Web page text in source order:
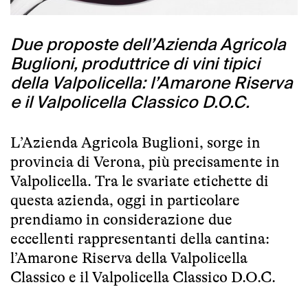
Due proposte dell’Azienda Agricola
Buglioni, produttrice di vini tipici
della Valpolicella: l’Amarone Riserva
e il Valpolicella Classico D.O.C.
L’Azienda Agricola Buglioni, sorge in
provincia di Verona, più precisamente in
Valpolicella. Tra le svariate etichette di
questa azienda, oggi in particolare
prendiamo in considerazione due
eccellenti rappresentanti della cantina:
l’Amarone Riserva della Valpolicella
Classico e il Valpolicella Classico D.O.C.